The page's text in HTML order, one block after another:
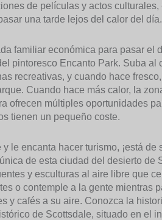
de películas y actos
una tarde lejos del calor del día.
familiar económica para pasar el
pintoresco Encanto Park. Suba
recreativas, y cuando hace
Cuando hace más calor, la
ofrecen múltiples oportunidades
tienen un pequeño coste.
le encanta hacer turismo, ¡está
de esta ciudad del desierto de
y esculturas al aire libre que
o contemple a la gente mientras
y cafés a su aire. Conozca la
de Scottsdale, situado en el